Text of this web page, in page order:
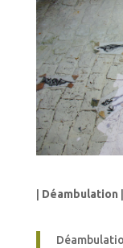
Déambulation